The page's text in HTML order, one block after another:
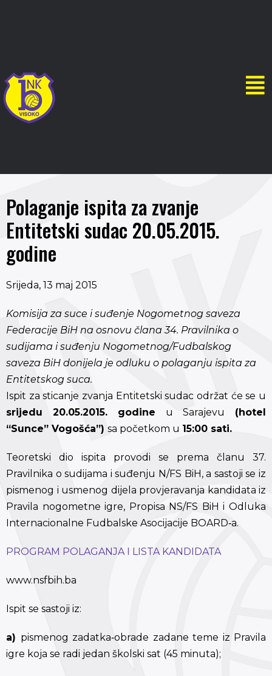
Polaganje ispita za zvanje
Entitetski sudac 20.05.2015.
godine
Srijeda, 13 maj 2015
Komisija za suce i suđenje Nogometnog saveza
Federacije BiH na osnovu člana 34. Pravilnika o
sudijama i suđenju Nogometnog/Fudbalskog
saveza BiH donijela je odluku o polaganju ispita za
Entitetskog suca.
Ispit za sticanje zvanja Entitetski sudac održat će se u
srijedu 20.05.2015. godine u Sarajevu (hotel
“Sunce” Vogošća”) sa početkom u 15:00 sati.
Teoretski dio ispita provodi se prema članu 37.
Pravilnika o sudijama i suđenju N/FS BiH, a sastoji se iz
pismenog i usmenog dijela provjeravanja kandidata iz
Pravila nogometne igre, Propisa NS/FS BiH i Odluka
Internacionalne Fudbalske Asocijacije BOARD‐a.
PROGRAM POLAGANJA I LISTA KANDIDATA
www.nsfbih.ba
Ispit se sastoji iz:
a) pismenog zadatka‐obrade zadane teme iz Pravila
igre koja se radi jedan školski sat (45 minuta);